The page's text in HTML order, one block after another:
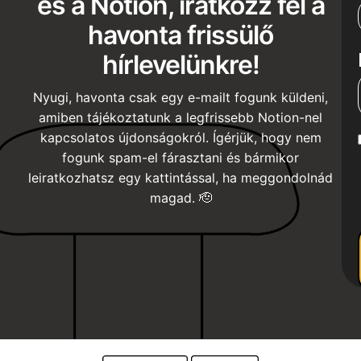
havonta frissülő
hírlevelünkre!
Nyugi, havonta csak egy e-mailt fogunk küldeni,
amiben tájékoztatunk a legfrissebb Notion-nel
kapcsolatos újdonságokról. Ígérjük, hogy nem
fogunk spam-el fárasztani és bármikor
leiratkozhatsz egy kattintással, ha meggondolnád
magad. 🫡